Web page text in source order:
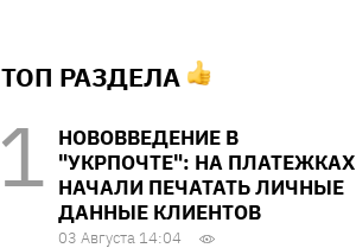
ТОП РАЗДЕЛА
НОВОВВЕДЕНИЕ В
"УКРПОЧТЕ": НА ПЛАТЕЖКАХ
НАЧАЛИ ПЕЧАТАТЬ ЛИЧНЫЕ
ДАННЫЕ КЛИЕНТОВ
03 Августа 14:04